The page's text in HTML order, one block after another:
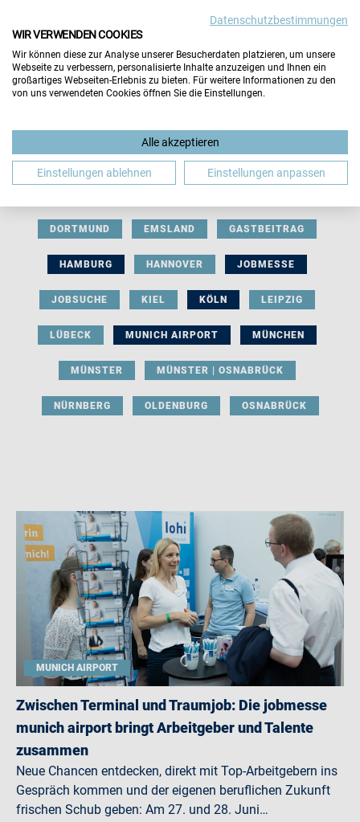
BERUFLICHE ORIENTIERUNG BEWERBUNG
DORTMUND EMSLAND GASTBEITRAG
HAMBURG HANNOVER JOBMESSE
JOBSUCHE KIEL KÖLN LEIPZIG
LÜBECK MUNICH AIRPORT MÜNCHEN
MÜNSTER MÜNSTER | OSNABRÜCK
NÜRNBERG OLDENBURG OSNABRÜCK
MUNICH AIRPORT
Zwischen Terminal und Traumjob: Die jobmesse
munich airport bringt Arbeitgeber und Talente
zusammen
Neue Chancen entdecken, direkt mit Top-Arbeitgebern ins
Gespräch kommen und der eigenen beruflichen Zukunft
frischen Schub geben: Am 27. und 28. Juni…
Datenschutzbestimmungen
WIR VERWENDEN COOKIES
Wir können diese zur Analyse unserer Besucherdaten platzieren, um unsere
Webseite zu verbessern, personalisierte Inhalte anzuzeigen und Ihnen ein
großartiges Webseiten-Erlebnis zu bieten. Für weitere Informationen zu den
von uns verwendeten Cookies öffnen Sie die Einstellungen.
Alle akzeptieren
Einstellungen ablehnen Einstellungen anpassen